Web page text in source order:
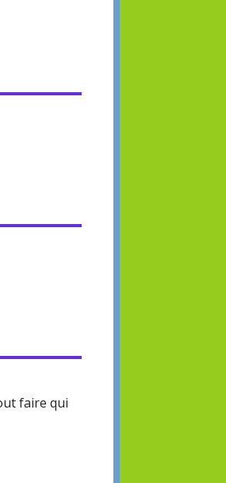
faire qui